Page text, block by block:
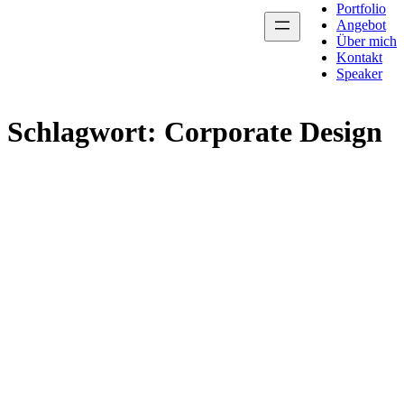
Portfolio
Angebot
Über mich
Kontakt
Speaker
Schlagwort: Corporate Design